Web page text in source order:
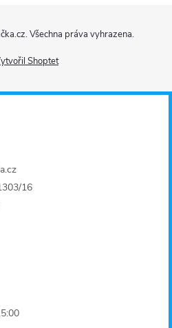
Shoptet
. Všechna práva vyhrazena.
16